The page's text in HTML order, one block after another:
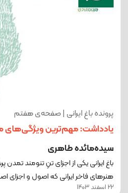
پرونده باغ ایرانی | صفحه‌ی هفتم
یادداشت: مهم‌ترین ویژگی‌های
سیده‌مائده طاهری
باغ ایرانی یکی از اجزای تنِ تنومند تمدن
هنرهای فاخر ایرانی که اصول و اجزای
22 اسفند 1403